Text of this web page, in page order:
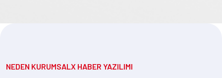
NEDEN KURUMSALX HABER YAZILIMI